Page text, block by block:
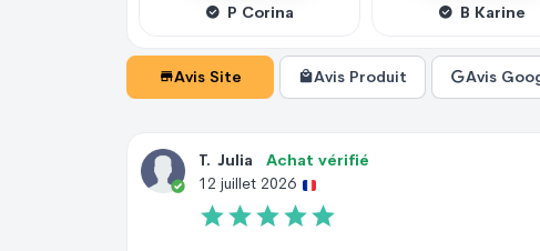
P Corina B Karine
Avis Site Avis Produit Avis
T. Julia
Achat vérifié
12 juillet 2026